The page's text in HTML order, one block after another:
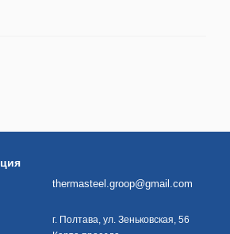
thermasteel.groop@gmail.com
г. Полтава, ул. Зеньковская, 56